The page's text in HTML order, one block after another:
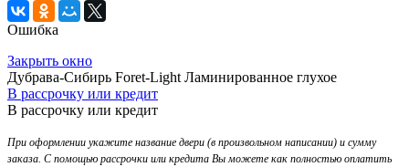
Ошибка
Закрыть окно
Дубрава-Сибирь Foret-Light Ламинированное глухое
В рассрочку или кредит
В рассрочку или кредит
При оформлении укажите название двери (в произвольном написании) и сумму
заказа. С помощью рассрочки или кредита Вы можете как полностью оплатить